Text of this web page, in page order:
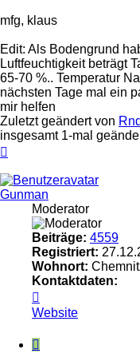
mfg, klaus
Edit: Als Bodengrund
Luftfeuchtigkeit beträgt
65-70 %.. Temperatur
nächsten Tage mal ein
mir helfen
Zuletzt geändert von
insgesamt 1-mal
Gunman
Moderator
Beiträge: 4559
Registriert:
Wohnort:
Kontaktdaten:
von
Gunman
Website
Zitieren